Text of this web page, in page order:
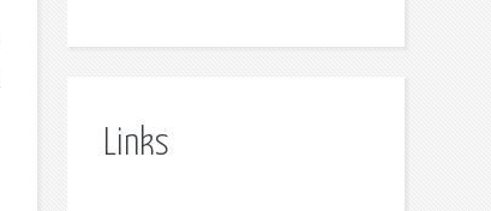
Links